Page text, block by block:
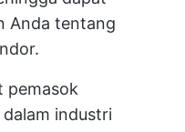
Anda tentang
pemasok
industri